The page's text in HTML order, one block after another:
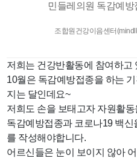
민들레의원 독감예
조합원건강이음센터
저희는 건강반활동에 참여하고
10월은 독감예방접종을 하는
지는 달인데요~
저희도 손을 보태고자 자원활
독감예방접종과 코로나19 백
를 작성해야합니다.
어르신들은 눈이 보이지 않아